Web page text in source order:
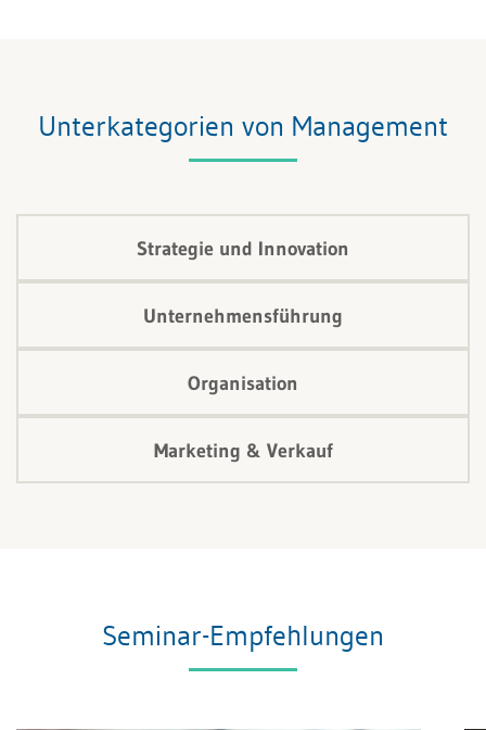
Unsicherheit in Fortschritt.
Unterkategorien von Management
Strategie und Innovation
Unternehmensführung
Organisation
Marketing & Verkauf
Seminar-Empfehlungen